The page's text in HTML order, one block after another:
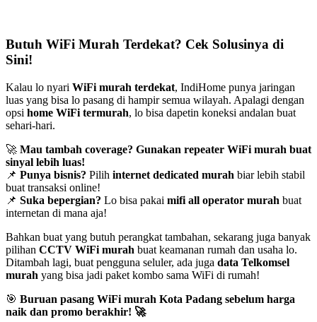
Butuh WiFi Murah Terdekat? Cek Solusinya di
Sini!
Kalau lo nyari WiFi murah terdekat, IndiHome punya jaringan
luas yang bisa lo pasang di hampir semua wilayah. Apalagi dengan
opsi home WiFi termurah, lo bisa dapetin koneksi andalan buat
sehari-hari.
🚀 Mau tambah coverage? Gunakan repeater WiFi murah buat
sinyal lebih luas!
📌 Punya bisnis? Pilih internet dedicated murah biar lebih stabil
buat transaksi online!
📌 Suka bepergian? Lo bisa pakai mifi all operator murah buat
internetan di mana aja!
Bahkan buat yang butuh perangkat tambahan, sekarang juga banyak
pilihan CCTV WiFi murah buat keamanan rumah dan usaha lo.
Ditambah lagi, buat pengguna seluler, ada juga data Telkomsel
murah yang bisa jadi paket kombo sama WiFi di rumah!
🎯 Buruan pasang WiFi murah Kota Padang sebelum harga
naik dan promo berakhir! 🚀